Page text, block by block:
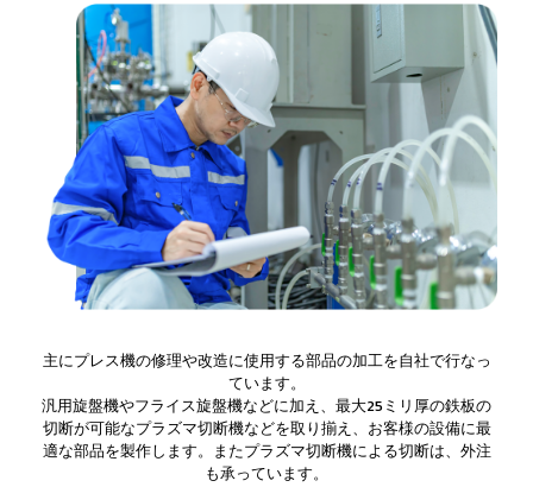
主にプレス機の修理や改造に使用する部品の加工を自社で行なっ
ています。
汎用旋盤機やフライス旋盤機などに加え、最大25ミリ厚の鉄板の
切断が可能なプラズマ切断機などを取り揃え、お客様の設備に最
適な部品を製作します。またプラズマ切断機による切断は、外注
も承っています。